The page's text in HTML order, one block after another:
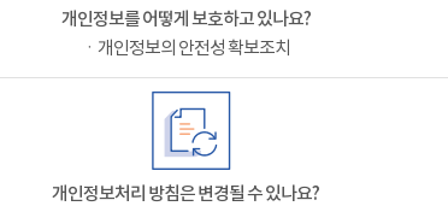
개인정보를 어떻게 보호하고 있나요?
ㆍ개인정보의 안전성 확보조치
개인정보처리 방침은 변경될 수 있나요?